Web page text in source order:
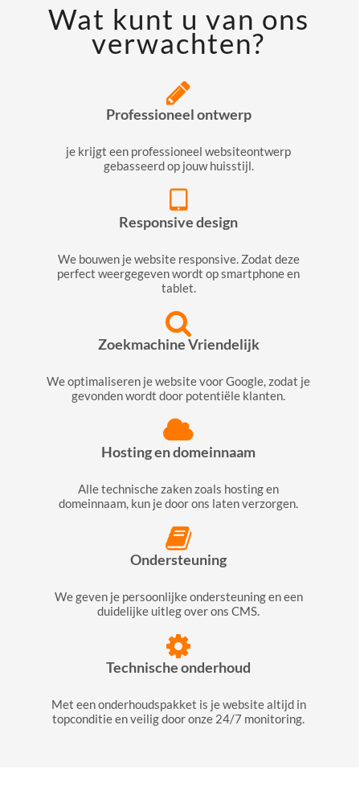
Wat kunt u van ons
verwachten?
Professioneel ontwerp
je krijgt een professioneel websiteontwerp
gebasseerd op jouw huisstijl.
Responsive design
We bouwen je website responsive. Zodat deze
perfect weergegeven wordt op smartphone en
tablet.
Zoekmachine Vriendelijk
We optimaliseren je website voor Google, zodat je
gevonden wordt door potentiële klanten.
Hosting en domeinnaam
Alle technische zaken zoals hosting en
domeinnaam, kun je door ons laten verzorgen.
Ondersteuning
We geven je persoonlijke ondersteuning en een
duidelijke uitleg over ons CMS.
Technische onderhoud
Met een onderhoudspakket is je website altijd in
topconditie en veilig door onze 24/7 monitoring.